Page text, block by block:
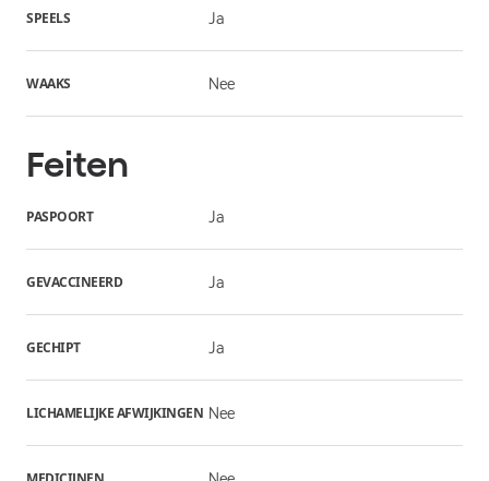
SPEELS Ja
WAAKS Nee
Feiten
PASPOORT Ja
GEVACCINEERD Ja
GECHIPT Ja
LICHAMELIJKE AFWIJKINGEN Nee